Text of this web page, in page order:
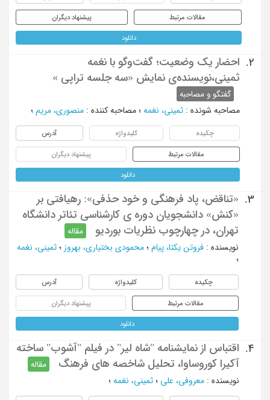
مقالات مرتبط پیشنهاد دیگران
دانلود
2.
احضار یک وضعیت؛ گفت‌وگو با نغمه
ثمینی،نویسنده‌ی نمایش «سه جلسه تراپی »
گفتگو و مصاحبه
مصاحبه شونده : ثمینی، نغمه ؛ مصاحبه کننده : منصوری، مریم ؛
چکیده کلیدواژه آدرس
مقالات مرتبط پیشنهاد دیگران
دانلود
3.
«تناقض، پاد فرهنگی و خود حذفی»: رهیافتی بر
«کنش» دانشجویان دوره ی کارشناسی تئاتر دانشگاه
تهران، در چهارچوب نظریات بوردیو
مقاله
نویسنده : فروتن یکتا، پیام ؛ محمودی بختیاری، بهروز ؛ ثمینی، نغمه
؛
چکیده کلیدواژه آدرس
مقالات مرتبط پیشنهاد دیگران
دانلود
4.
اقتباس از نمایشنامه "شاه لیر" در فیلم "آشوب" ساخته
آکیرا کوروساوا، تحلیل شاخصه های فرهنگ
مقاله
نویسنده : معروفی، علی ؛ ثمینی، نغمه ؛